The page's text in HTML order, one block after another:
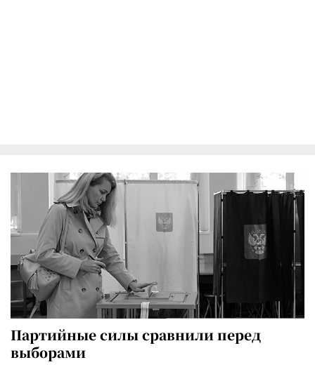
Партийные силы сравнили перед
выборами